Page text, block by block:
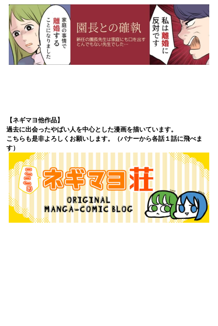
【ネギマヨ他作品】
過去に出会ったやばい人を中心とした漫画を描いています。
こちらも是非よろしくお願いします。（バナーから各話１話に飛べま
す）